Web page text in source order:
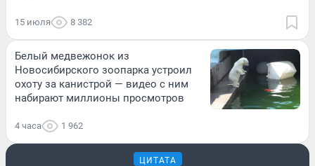
15 июля 8 382
Белый медвежонок из
Новосибирского зоопарка устроил
охоту за канистрой — видео с ним
набирают миллионы просмотров
4 часа 1 962
ЦИТАТА